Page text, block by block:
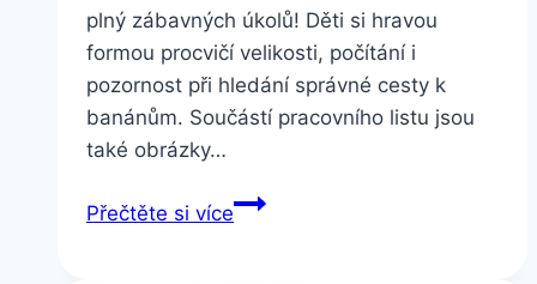
plný zábavných úkolů! Děti si hravou
formou procvičí velikosti, počítání i
pozornost při hledání správné cesty k
banánům. Součástí pracovního listu jsou
také obrázky…
Přečtěte si vícePracovní